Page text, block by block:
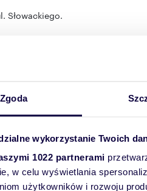
Zgoda
wykorzystanie Twoich
1022 partnerami
w celu wyświetlania
użytkowników i rozwoju
Słowackiego.
kanalizacja.
zagospodarowania (0932) i
z planu:
20%;
- 0,7;
i lakiernicze,
i autobusów,